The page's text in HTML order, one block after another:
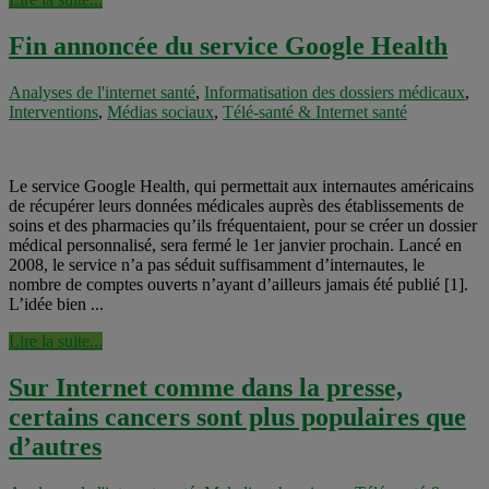
Fin annoncée du service Google Health
Analyses de l'internet santé, Informatisation des dossiers médicaux,
Interventions, Médias sociaux, Télé-santé & Internet santé
Le service Google Health, qui permettait aux internautes américains
de récupérer leurs données médicales auprès des établissements de
soins et des pharmacies qu’ils fréquentaient, pour se créer un dossier
médical personnalisé, sera fermé le 1er janvier prochain. Lancé en
2008, le service n’a pas séduit suffisamment d’internautes, le
nombre de comptes ouverts n’ayant d’ailleurs jamais été publié [1].
L’idée bien ...
Lire la suite...
Sur Internet comme dans la presse,
certains cancers sont plus populaires que
d’autres